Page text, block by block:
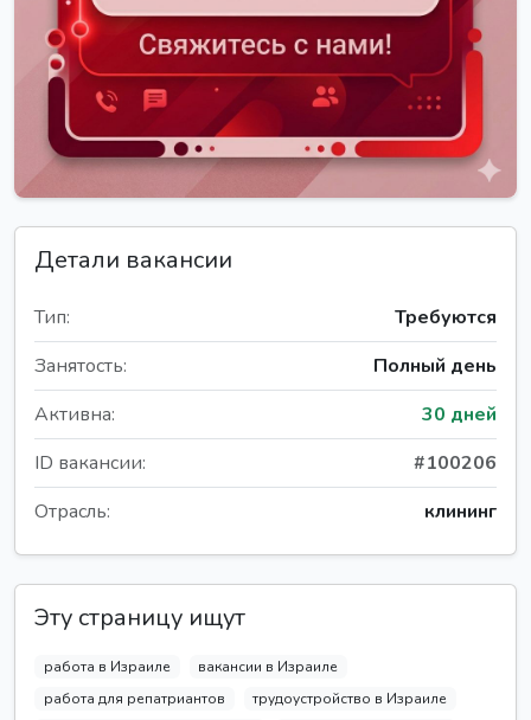
Детали вакансии
Тип:
Требуются
Занятость:
Полный день
Активна:
30 дней
ID вакансии:
#100206
Отрасль:
клининг
Эту страницу ищут
работа в Израиле
вакансии в Израиле
работа для репатриантов
трудоустройство в Израиле